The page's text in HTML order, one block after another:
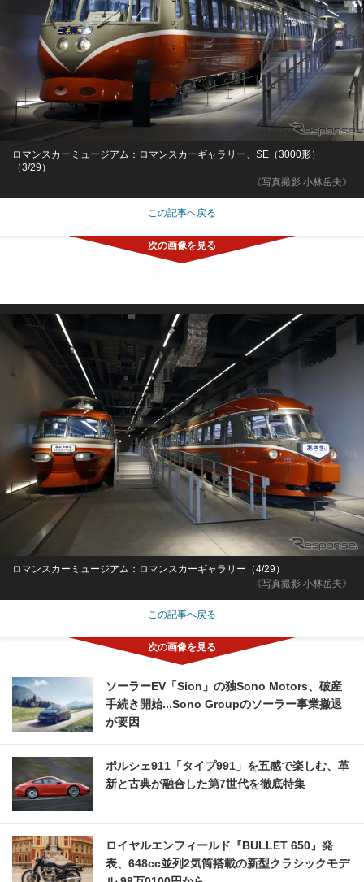
《写真撮影 小林岳夫》
ロマンスカーミュージアム：ロマンスカーギャラリー、SE（3000形）
（3/29）
この記事へ戻る
《写真撮影 小林岳夫》
ロマンスカーミュージアム：ロマンスカーギャラリー（4/29）
この記事へ戻る
ソーラーEV「Sion」の独Sono Motors、破産
手続き開始...Sono Groupのソーラー事業撤退
が要因
ポルシェ911「タイプ991」を五感で楽しむ、革
新と古典が融合した第7世代を徹底特集
ロイヤルエンフィールド『BULLET 650』発
表、648cc並列2気筒搭載の新型クラシックモデ